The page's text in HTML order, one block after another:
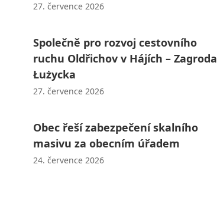
27. července 2026
Společně pro rozvoj cestovního
ruchu Oldřichov v Hájích – Zagroda
Łużycka
27. července 2026
Obec řeší zabezpečení skalního
masivu za obecním úřadem
24. července 2026